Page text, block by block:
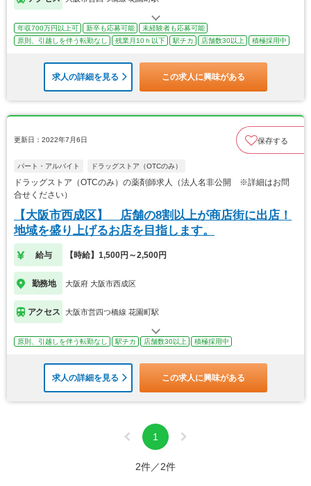
年収700万円以上可 新卒も応募可能
未経験者も応募可能
原則、引越しを伴う転勤なし
残業月10ｈ以下 駅チカ 店舗数30以上 積極採用中
求人の詳細を見る この求人に興味がある
更新日：2022年7月6日 保存する
パート・アルバイト ドラッグストア（OTCのみ）
ドラッグストア（OTCのみ）の薬剤師求人（法人名非公開 ※詳細はお問
合せください）
【大阪市西成区】 店舗の8割以上が商店街に出店！
地域を盛り上げるお店を目指します。
給与 【時給】1,500円～2,500円
勤務地 大阪府 大阪市西成区
アクセス 大阪市営四つ橋線 花園町駅
原則、引越しを伴う転勤なし 駅チカ 店舗数30以上 積極採用中
求人の詳細を見る この求人に興味がある
1
2件／2件